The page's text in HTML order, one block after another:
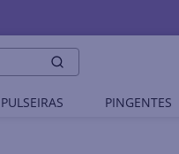
PULSEIRAS PINGENTES